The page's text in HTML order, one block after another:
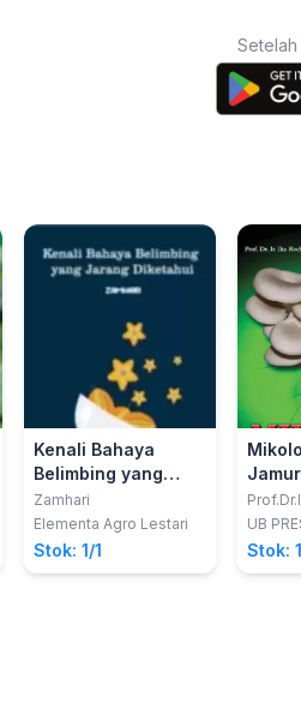
Kenali Bahaya
Belimbing yang
Jarang Diketahui
Zamhari
Elementa Agro Lestari
Stok: 1/1
UB
Stok: